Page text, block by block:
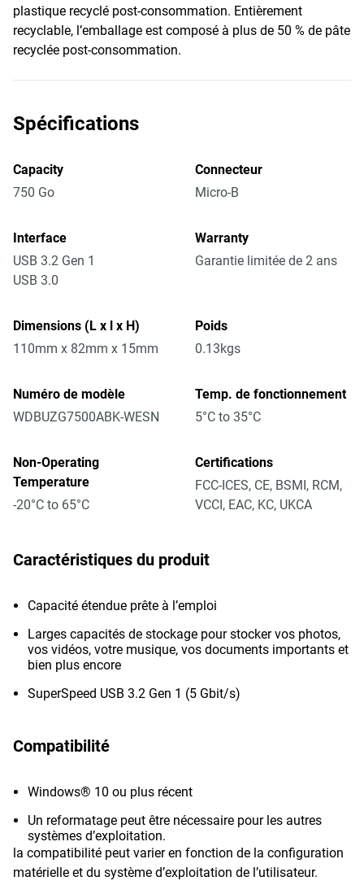
plastique recyclé post-consommation. Entièrement
recyclable, l’emballage est composé à plus de 50 % de pâte
recyclée post-consommation.
Spécifications
Capacity
750 Go
Connecteur
Micro-B
Interface
USB 3.2 Gen 1
USB 3.0
Warranty
Garantie limitée de 2 ans
Dimensions (L x l x H)
110mm x 82mm x 15mm
Poids
0.13kgs
Numéro de modèle
WDBUZG7500ABK-WESN
Temp. de fonctionnement
5°C to 35°C
Non-Operating
Temperature
-20°C to 65°C
Certifications
FCC-ICES, CE, BSMI, RCM,
VCCI, EAC, KC, UKCA
Caractéristiques du produit
Capacité étendue prête à l’emploi
Larges capacités de stockage pour stocker vos photos,
vos vidéos, votre musique, vos documents importants et
bien plus encore
SuperSpeed USB 3.2 Gen 1 (5 Gbit/s)
Compatibilité
Windows® 10 ou plus récent
Un reformatage peut être nécessaire pour les autres
systèmes d’exploitation.
la compatibilité peut varier en fonction de la configuration
matérielle et du système d’exploitation de l’utilisateur.